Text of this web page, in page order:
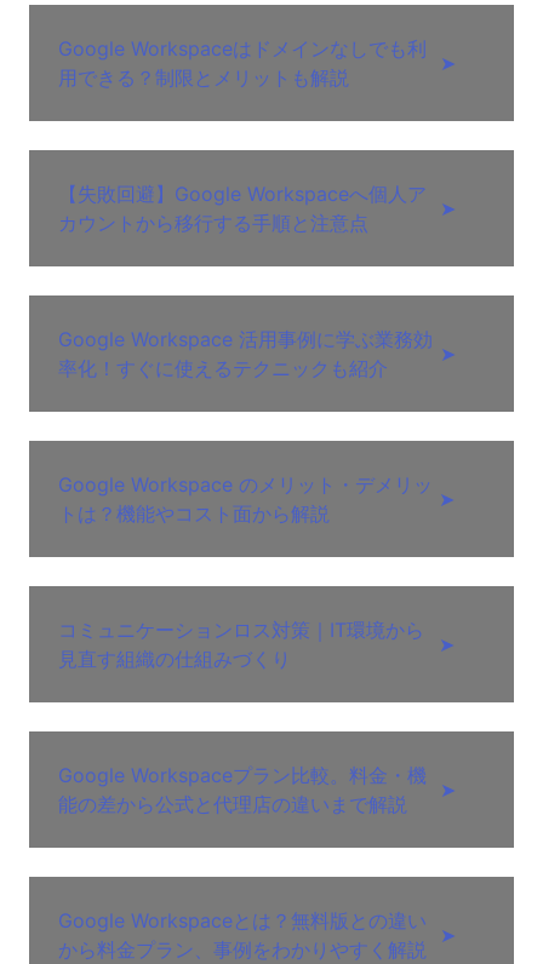
Google Workspaceはドメインなしでも利
用できる？制限とメリットも解説
➤
【失敗回避】Google Workspaceへ個人ア
カウントから移行する手順と注意点
➤
Google Workspace 活用事例に学ぶ業務効
率化！すぐに使えるテクニックも紹介
➤
Google Workspace のメリット・デメリッ
トは？機能やコスト面から解説
➤
コミュニケーションロス対策｜IT環境から
見直す組織の仕組みづくり
➤
Google Workspaceプラン比較。料金・機
能の差から公式と代理店の違いまで解説
➤
Google Workspaceとは？無料版との違い
から料金プラン、事例をわかりやすく解説
➤